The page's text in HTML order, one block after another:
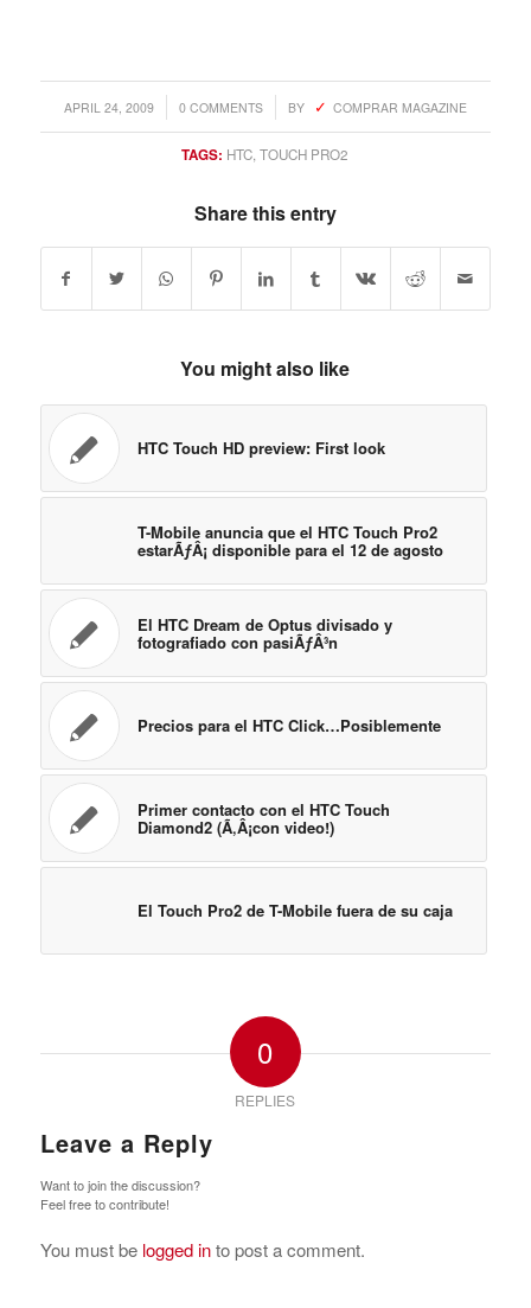
APRIL 24, 2009
/ 0 COMMENTS
/ BY COMPRAR MAGAZINE
TAGS: HTC ,TOUCH PRO2
Share this entry
You might also like
HTC Touch HD preview: First look
T-Mobile anuncia que el HTC Touch Pro2
estarÃƒÂ¡ disponible para el 12 de agosto
El HTC Dream de Optus divisado y
fotografiado con pasiÃƒÂ³n
Precios para el HTC Click…Posiblemente
Primer contacto con el HTC Touch
Diamond2 (Ã‚Â¡con video!)
El Touch Pro2 de T-Mobile fuera de su caja
0
REPLIES
Leave a Reply
Want to join the discussion?
Feel free to contribute!
You must be logged into post a comment.